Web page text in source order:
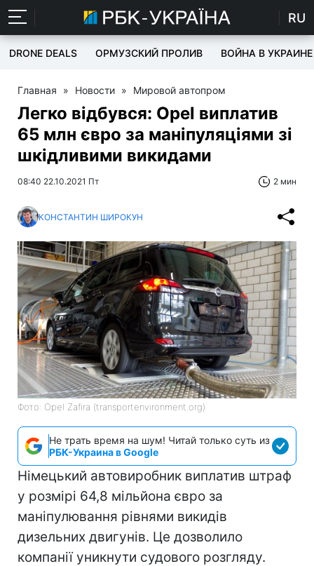
RU
DRONE DEALS ОРМУЗСКИЙ ПРОЛИВ ВОЙНА В УКРАИНЕ
Главная » Новости » Мировой автопром
Легко відбувся: Opel виплатив
65 млн євро за маніпуляціями зі
шкідливими викидами
08:40 22.10.2021 Пт 2 мин
КОНСТАНТИН ШИРОКУН
Фото: Opel Zafira (transportenvironment.org)
Не трать время на шум! Читай только суть из
РБК-Украина в Google
Німецький автовиробник виплатив штраф
у розмірі 64,8 мільйона євро за
маніпулювання рівнями викидів
дизельних двигунів. Це дозволило
компанії уникнути судового розгляду.